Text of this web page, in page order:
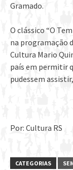
Gramado.
O clássico “O
na programação
Cultura Mario
país em permitir
pudessem
Por: Cultura RS
CATEGORIAS